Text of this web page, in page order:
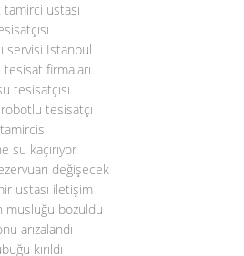
ustası
servisi İstanbul
firmaları
tesisatçısı
tesisatçı
su kaçırıyor
değişecek
ustası iletişim
musluğu bozuldu
arızalandı
kırıldı